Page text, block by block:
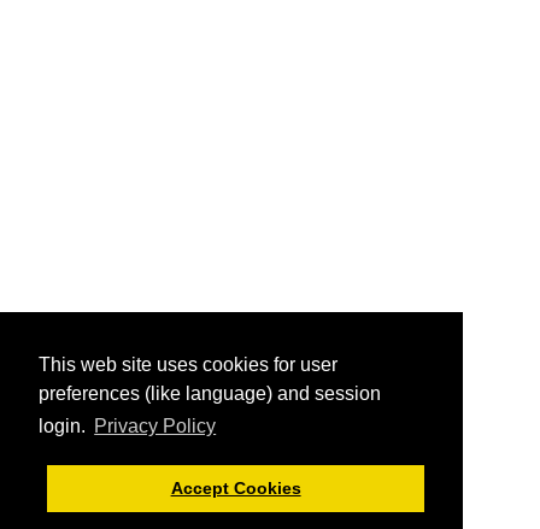
This web site uses cookies for user
preferences (like language) and session
login. Privacy Policy
Accept Cookies